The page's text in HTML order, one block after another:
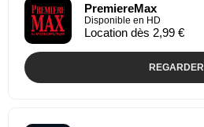
PremiereMax
Disponible en HD
Location dès 2,99 €
REGARDER